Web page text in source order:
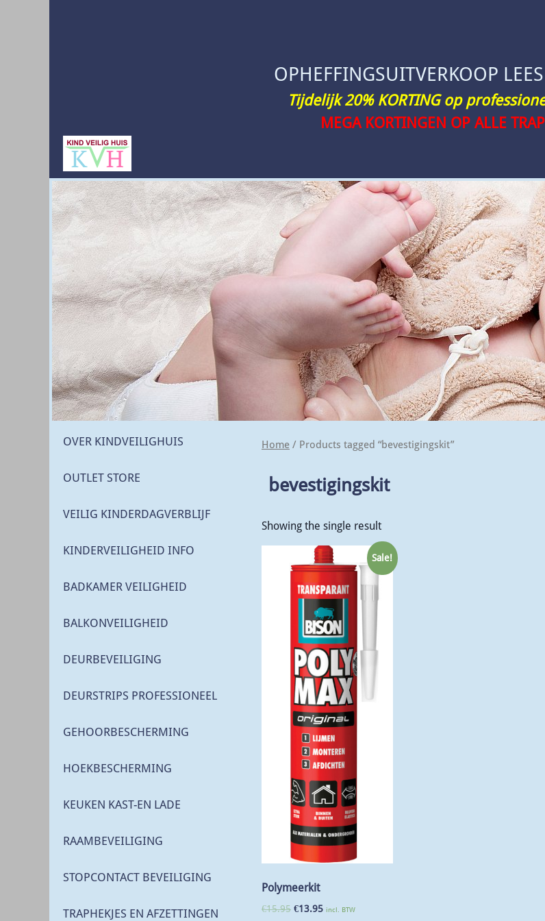
Home / Products tagged “bevestigingskit”
bevestigingskit
Showing the single result
Sale!
Polymeerkit
€15.95 €13.95 incl. BTW
OVER KINDVEILIGHUIS
OUTLET STORE
VEILIG KINDERDAGVERBLIJF
KINDERVEILIGHEID INFO
BADKAMER VEILIGHEID
BALKONVEILIGHEID
DEURBEVEILIGING
DEURSTRIPS PROFESSIONEEL
GEHOORBESCHERMING
HOEKBESCHERMING
KEUKEN KAST-EN LADE
RAAMBEVEILIGING
STOPCONTACT BEVEILIGING
TRAPHEKJES EN AFZETTINGEN
OPHEFFINGSUITVERKOOP LEES
Tijdelijk 20% KORTING op
MEGA KORTINGEN OP ALLE